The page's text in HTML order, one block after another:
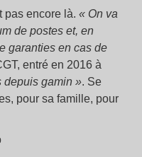
pas encore là. « On va
de postes et, en
garanties en cas de
entré en 2016 à
depuis gamin ». Se
pour sa famille, pour